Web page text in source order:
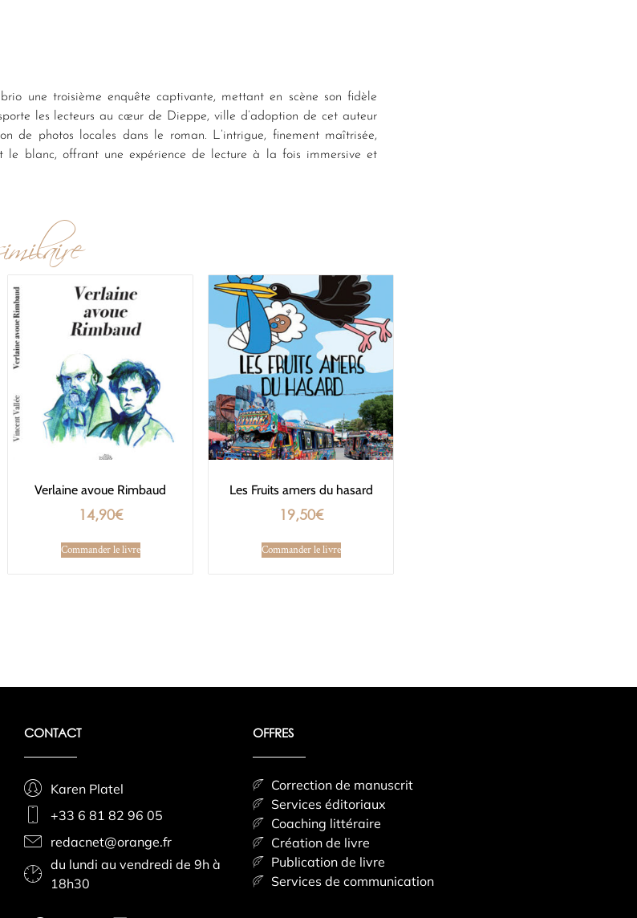
une troisième enquête captivante, mettant en scène son fidèle
les lecteurs au cœur de Dieppe, ville d’adoption de cet auteur
de photos locales dans le roman. L’intrigue, finement maîtrisée,
le blanc, offrant une expérience de lecture à la fois immersive et
Verlaine avoue Rimbaud
14,90€
Commander le livre
Les Fruits amers du hasard
19,50€
Commander le livre
CONTACT
Karen Platel
+33 6 81 82 96 05
redacnet@orange.fr
du lundi au vendredi de 9h à
18h30
OFFRES
Correction de manuscrit
Services éditoriaux
Coaching littéraire
Création de livre
Publication de livre
Services de communication